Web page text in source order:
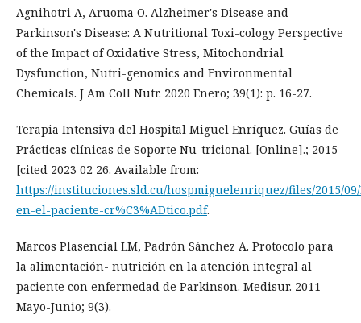
Agnihotri A, Aruoma O. Alzheimer's Disease and
Parkinson's Disease: A Nutritional Toxi-cology Perspective
of the Impact of Oxidative Stress, Mitochondrial
Dysfunction, Nutri-genomics and Environmental
Chemicals. J Am Coll Nutr. 2020 Enero; 39(1): p. 16-27.
Terapia Intensiva del Hospital Miguel Enríquez. Guías de
Prácticas clínicas de Soporte Nu-tricional. [Online].; 2015
[cited 2023 02 26. Available from:
https://instituciones.sld.cu/hospmiguelenriquez/files/2015/
en-el-paciente-cr%C3%ADtico.pdf.
Marcos Plasencial LM, Padrón Sánchez A. Protocolo para
la alimentación- nutrición en la atención integral al
paciente con enfermedad de Parkinson. Medisur. 2011
Mayo-Junio; 9(3).